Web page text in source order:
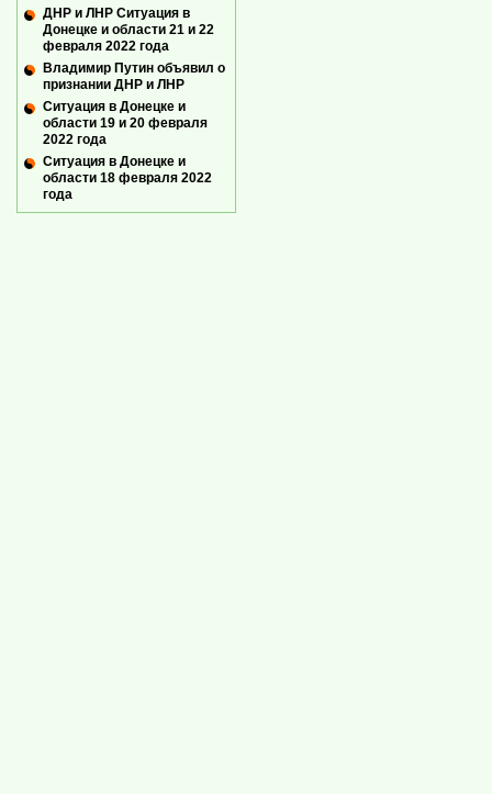
ДНР и ЛНР Ситуация в
Донецке и области 21 и 22
февраля 2022 года
Владимир Путин объявил о
признании ДНР и ЛНР
Ситуация в Донецке и
области 19 и 20 февраля
2022 года
Ситуация в Донецке и
области 18 февраля 2022
года